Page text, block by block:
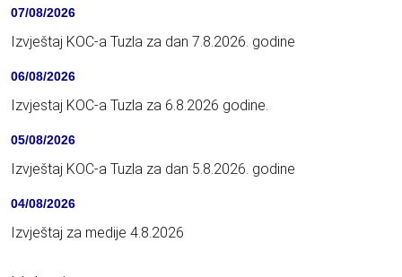
07/08/2026
Izvještaj KOC-a Tuzla za dan 7.8.2026. godine
06/08/2026
Izvjestaj KOC-a Tuzla za 6.8.2026 godine.
05/08/2026
Izvještaj KOC-a Tuzla za dan 5.8.2026. godine
04/08/2026
Izvještaj za medije 4.8.2026